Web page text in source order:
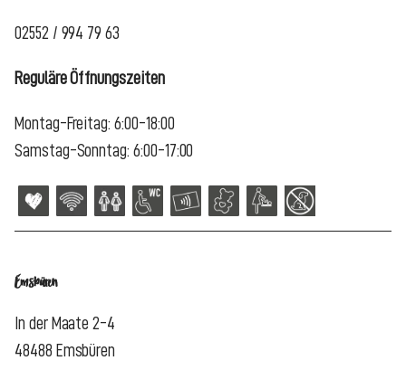
02552 / 994 79 63
Reguläre Öffnungszeiten
Montag-Freitag: 6:00-18:00
Samstag-Sonntag: 6:00-17:00
Emsbüren
In der Maate 2-4
48488 Emsbüren